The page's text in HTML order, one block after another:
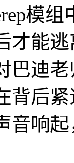
模
才能
巴迪
背后
音响